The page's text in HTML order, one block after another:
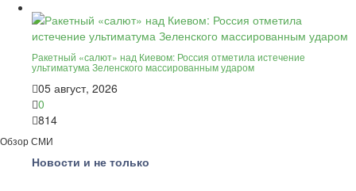
Ракетный «салют» над Киевом: Россия отметила истечение
ультиматума Зеленского массированным ударом
05 август, 2026
0
814
Обзор СМИ
Новости и не только